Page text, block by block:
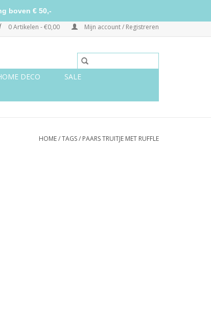
0 Artikelen - €0,00 Mijn account / Registreren
DECO
SALE
HOME/TAGS/ PAARS TRUITJE MET RUFFLE
boven € 50,-